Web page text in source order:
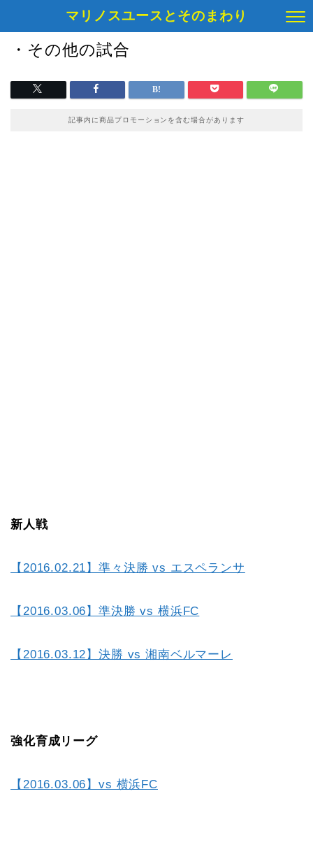
マリノスユースとそのまわり
・その他の試合
記事内に商品プロモーションを含む場合があります
新人戦
【2016.02.21】準々決勝 vs エスペランサ
【2016.03.06】準決勝 vs 横浜FC
【2016.03.12】決勝 vs 湘南ベルマーレ
強化育成リーグ
【2016.03.06】vs 横浜FC